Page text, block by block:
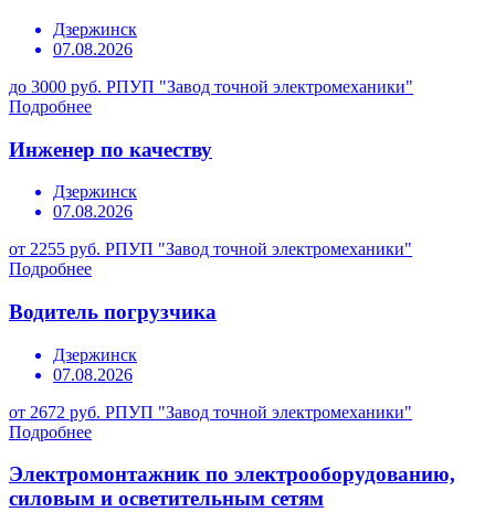
Дзержинск
07.08.2026
до 3000 руб. РПУП "Завод точной электромеханики"
Подробнее
Инженер по качеству
Дзержинск
07.08.2026
от 2255 руб. РПУП "Завод точной электромеханики"
Подробнее
Водитель погрузчика
Дзержинск
07.08.2026
от 2672 руб. РПУП "Завод точной электромеханики"
Подробнее
Электромонтажник по электрооборудованию,
силовым и осветительным сетям